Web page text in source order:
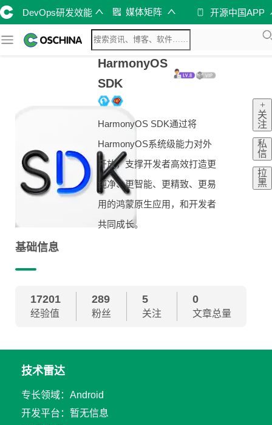
DevOps研发效能 媒体矩阵 开源中国APP
HarmonyOS
SDK
HarmonyOS SDK通过将
HarmonyOS系统级能力对外
开放，支撑开发者高效打造更
纯净、更智能、更精致、更易
用的鸿蒙原生应用，和开发者
共同成长。
+
关
注
私
信
拉
黑
基础信息
17201
经验值
289
粉丝
5
关注
0
文章总量
技术雷达
专长领域：Android
开发平台：暂无信息